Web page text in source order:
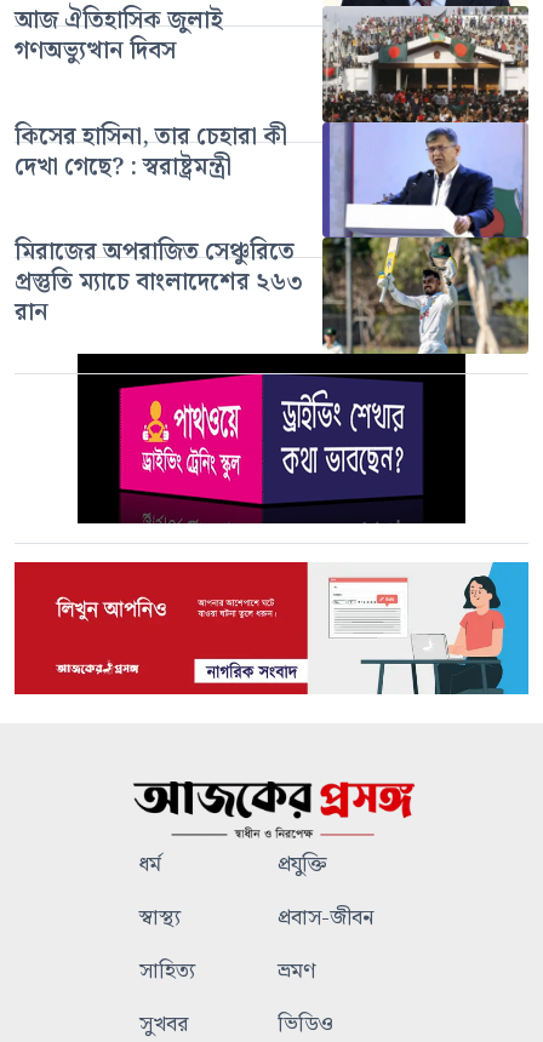
আজ ঐতিহাসিক জুলাই
গণঅভ্যুত্থান দিবস
কিসের হাসিনা, তার চেহারা কী
দেখা গেছে? : স্বরাষ্ট্রমন্ত্রী
মিরাজের অপরাজিত সেঞ্চুরিতে
প্রস্তুতি ম্যাচে বাংলাদেশের ২৬৩
রান
ধর্ম
প্রযুক্তি
স্বাস্থ্য
প্রবাস-জীবন
সাহিত্য
ভ্রমণ
সুখবর
ভিডিও